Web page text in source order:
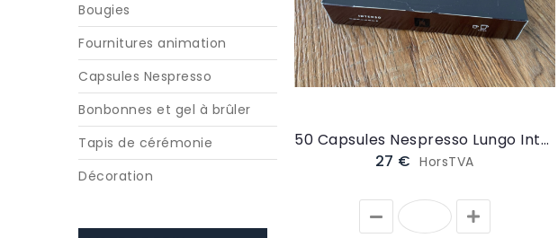
Bougies
Fournitures animation
Capsules Nespresso
Bonbonnes et gel à brûler
Tapis de cérémonie
Décoration
50 Capsules Nespresso Lungo Intenso (NESPRESSOINTENSO)
27 € HorsTVA